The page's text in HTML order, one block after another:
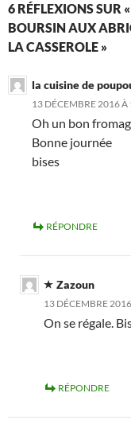
6 RÉFLEXIONS SUR
BOURSIN AUX
LA CASSEROLE »
la cuisine de
13 DÉCEMBRE 2016
Oh un bon
Bonne journée
bises
RÉPONDRE
Zazoun
13 DÉCEMBRE
On se régale.
RÉPONDRE